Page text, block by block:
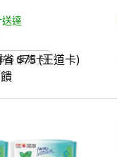
達
(王道卡)